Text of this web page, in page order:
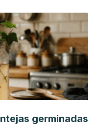
germinadas